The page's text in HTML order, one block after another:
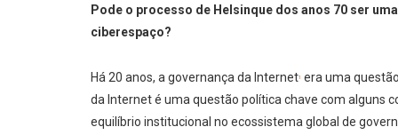
Pode o processo de Helsinque dos anos 70 ser
ciberespaço?
Há 20 anos, a governança da Internet1 era uma
da Internet é uma questão política chave com alguns
equilíbrio institucional no ecossistema global de